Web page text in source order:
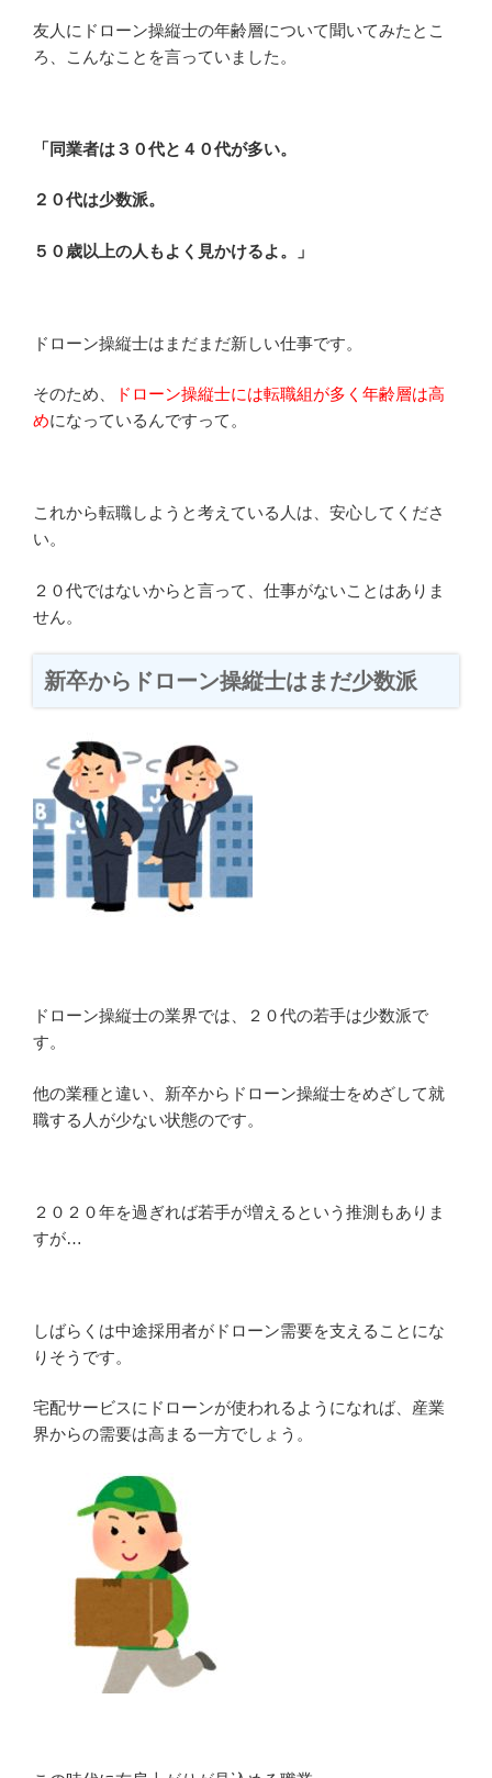
友人にドローン操縦士の年齢層について聞いてみたとこ
ろ、こんなことを言っていました。
「同業者は３０代と４０代が多い。
２０代は少数派。
５０歳以上の人もよく見かけるよ。」
ドローン操縦士はまだまだ新しい仕事です。
そのため、
ドローン操縦士には転職組が多く年齢層は高
めになっているんですって。
これから転職しようと考えている人は、安心してくださ
い。
２０代ではないからと言って、仕事がないことはありま
せん。
新卒からドローン操縦士はまだ少数派
ドローン操縦士の業界では、２０代の若手は少数派で
す。
他の業種と違い、新卒からドローン操縦士をめざして就
職する人が少ない状態のです。
２０２０年を過ぎれば若手が増えるという推測もありま
すが…
しばらくは中途採用者がドローン需要を支えることにな
りそうです。
宅配サービスにドローンが使われるようになれば、産業
界からの需要は高まる一方でしょう。